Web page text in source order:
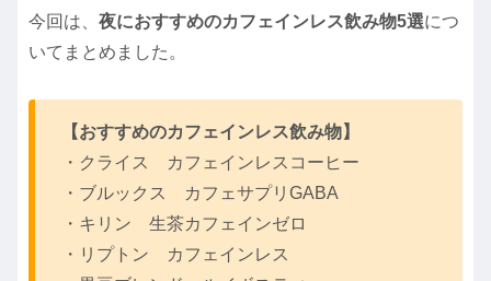
今回は、 夜におすすめのカフェインレス飲み物5選につ
いてまとめました。
【おすすめのカフェインレス飲み物】
・クライス カフェインレスコーヒー
・ブルックス カフェサプリGABA
・キリン 生茶カフェインゼロ
・リプトン カフェインレス